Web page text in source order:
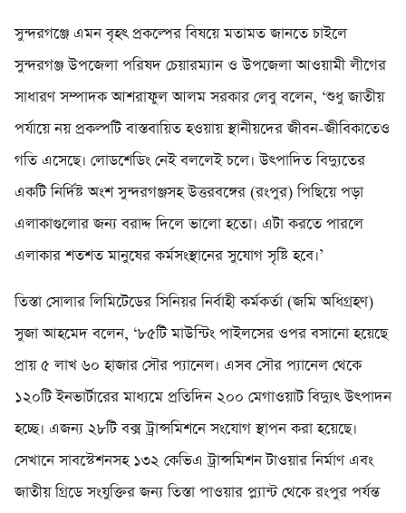
সুন্দরগঞ্জে এমন বৃহৎ প্রকল্পের বিষয়ে মতামত জানতে চাইলে
সুন্দরগঞ্জ উপজেলা পরিষদ চেয়ারম্যান ও উপজেলা আওয়ামী লীগের
সাধারণ সম্পাদক আশরাফুল আলম সরকার লেবু বলেন, ‘শুধু জাতীয়
পর্যায়ে নয় প্রকল্পটি বাস্তবায়িত হওয়ায় স্থানীয়দের জীবন-জীবিকাতেও
গতি এসেছে। লোডশেডিং নেই বললেই চলে। উৎপাদিত বিদ্যুতের
একটি নির্দিষ্ট অংশ সুন্দরগঞ্জসহ উত্তরবঙ্গের (রংপুর) পিছিয়ে পড়া
এলাকাগুলোর জন্য বরাদ্দ দিলে ভালো হতো। এটা করতে পারলে
এলাকার শতশত মানুষের কর্মসংস্থানের সুযোগ সৃষ্টি হবে।’
তিস্তা সোলার লিমিটেডের সিনিয়র নির্বাহী কর্মকর্তা (জমি অধিগ্রহণ)
সুজা আহমেদ বলেন, ‘৮৫টি মাউন্টিং পাইলসের ওপর বসানো হয়েছে
প্রায় ৫ লাখ ৬০ হাজার সৌর প্যানেল। এসব সৌর প্যানেল থেকে
১২০টি ইনভার্টারের মাধ্যমে প্রতিদিন ২০০ মেগাওয়াট বিদ্যুৎ উৎপাদন
হচ্ছে। এজন্য ২৮টি বক্স ট্রান্সমিশনে সংযোগ স্থাপন করা হয়েছে।
সেখানে সাবস্টেশনসহ ১৩২ কেভিএ ট্রান্সমিশন টাওয়ার নির্মাণ এবং
জাতীয় গ্রিডে সংযুক্তির জন্য তিস্তা পাওয়ার প্ল্যান্ট থেকে রংপুর পর্যন্ত